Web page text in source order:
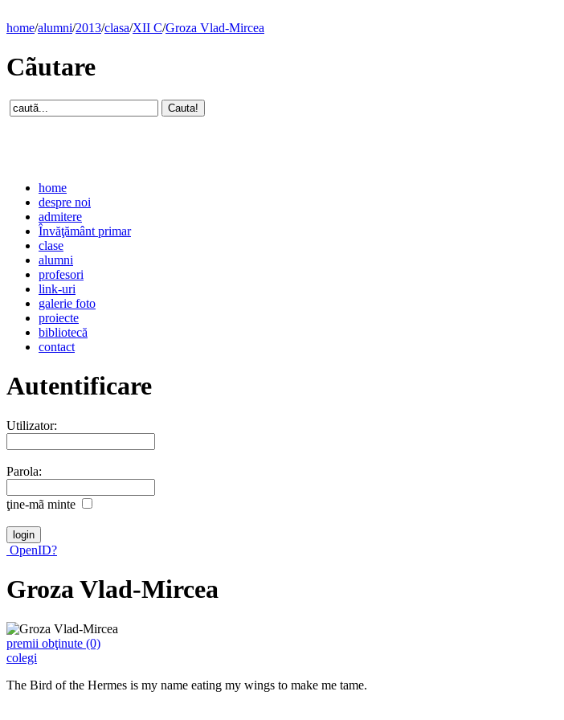
home/alumni/2013/clasa/XII C/Groza Vlad-Mircea
Cãutare
home
despre noi
admitere
Învăţământ primar
clase
alumni
profesori
link-uri
galerie foto
proiecte
bibliotecă
contact
Autentificare
Utilizator:
Parola:
ţine-mã minte
OpenID?
Groza Vlad-Mircea
premii obţinute (0)
colegi
The Bird of the Hermes is my name eating my wings to make me tame.